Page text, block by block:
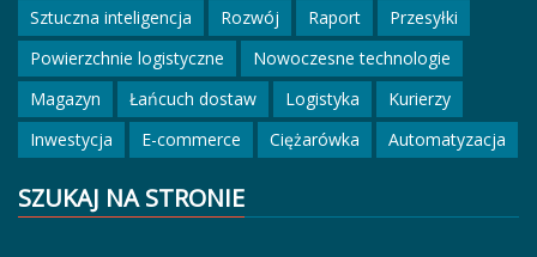
Sztuczna inteligencja
Rozwój Raport
Przesyłki
Powierzchnie logistyczne
Nowoczesne technologie
Magazyn
Łańcuch dostaw Logistyka
Kurierzy
Inwestycja
E-commerce Ciężarówka Automatyzacja
SZUKAJ NA STRONIE